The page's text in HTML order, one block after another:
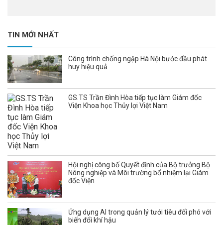
TIN MỚI NHẤT
Công trình chống ngập Hà Nội bước đầu phát
huy hiệu quả
GS.TS Trần Đình Hòa tiếp tục làm Giám đốc
Viện Khoa học Thủy lợi Việt Nam
Hội nghị công bố Quyết định của Bộ trưởng Bộ
Nông nghiệp và Môi trường bổ nhiệm lại Giám
đốc Viện
Ứng dụng AI trong quản lý tưới tiêu đối phó với
biến đổi khí hậu